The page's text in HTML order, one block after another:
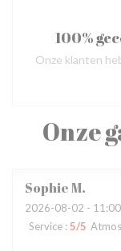
Onze
SophieM
2026-08-02 -
Service : 5/5
100%
Onze klanten